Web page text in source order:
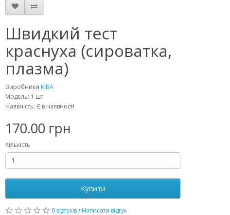
Швидкий тест
краснуха (сироватка,
плазма)
Виробники MBA
Модель: 1 шт
Наявність: Є в наявності
170.00 грн
Кількість
Купити
0 відгуків/ Написати відгук